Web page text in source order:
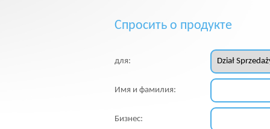
Спросить о продукте
для:
Имя и фамилия:
Бизнес: